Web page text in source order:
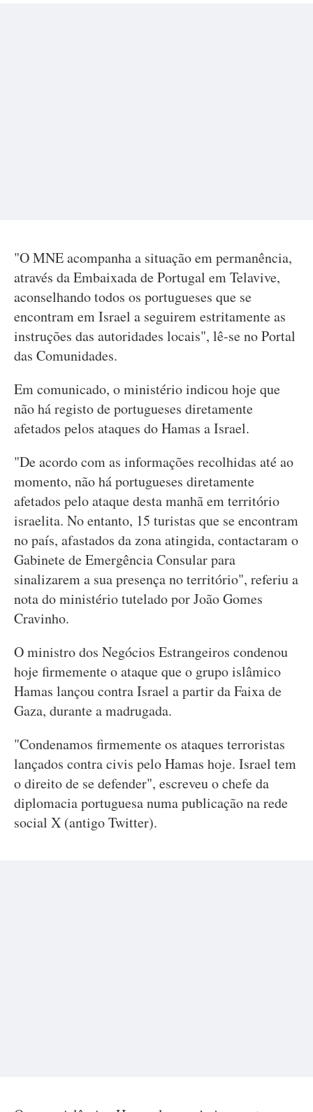
"O MNE acompanha a situação em permanência,
através da Embaixada de Portugal em Telavive,
aconselhando todos os portugueses que se
encontram em Israel a seguirem estritamente as
instruções das autoridades locais", lê-se no Portal
das Comunidades.
Em comunicado, o ministério indicou hoje que
não há registo de portugueses diretamente
afetados pelos ataques do Hamas a Israel.
"De acordo com as informações recolhidas até ao
momento, não há portugueses diretamente
afetados pelo ataque desta manhã em território
israelita. No entanto, 15 turistas que se encontram
no país, afastados da zona atingida, contactaram o
Gabinete de Emergência Consular para
sinalizarem a sua presença no território", referiu a
nota do ministério tutelado por João Gomes
Cravinho.
O ministro dos Negócios Estrangeiros condenou
hoje firmemente o ataque que o grupo islâmico
Hamas lançou contra Israel a partir da Faixa de
Gaza, durante a madrugada.
"Condenamos firmemente os ataques terroristas
lançados contra civis pelo Hamas hoje. Israel tem
o direito de se defender", escreveu o chefe da
diplomacia portuguesa numa publicação na rede
social X (antigo Twitter).